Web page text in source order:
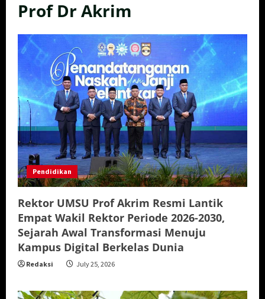
Prof Dr Akrim
Pendidikan
Rektor UMSU Prof Akrim Resmi Lantik
Empat Wakil Rektor Periode 2026-2030,
Sejarah Awal Transformasi Menuju
Kampus Digital Berkelas Dunia
Redaksi July 25, 2026